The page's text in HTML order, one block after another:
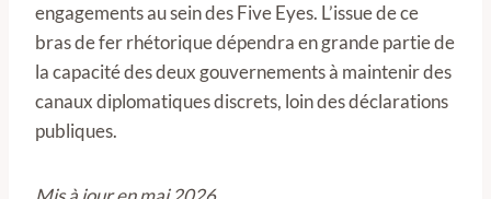
engagements au sein des Five Eyes. L’issue de ce
bras de fer rhétorique dépendra en grande partie de
la capacité des deux gouvernements à maintenir des
canaux diplomatiques discrets, loin des déclarations
publiques.